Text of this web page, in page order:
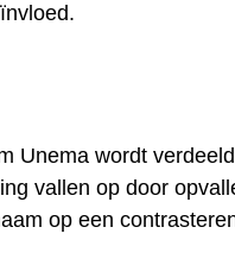
Unema wordt
vallen op door
op een